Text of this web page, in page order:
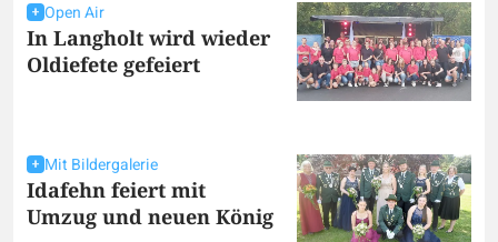
Open Air
In Langholt wird wieder
Oldiefete gefeiert
Mit Bildergalerie
Idafehn feiert mit
Umzug und neuen König